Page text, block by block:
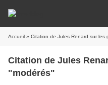
Accueil » Citation de Jules Renard sur les
Citation de Jules
"modérés"